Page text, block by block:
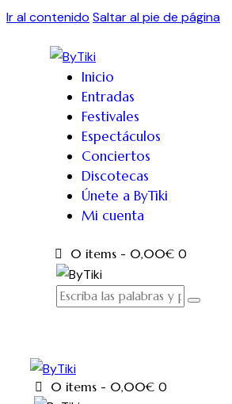
Ir al contenido Saltar al pie de página
Inicio
Entradas
Festivales
Espectáculos
Conciertos
Discotecas
Únete a ByTiki
Mi cuenta
0 items - 0,00€ 0
0 items - 0,00€ 0